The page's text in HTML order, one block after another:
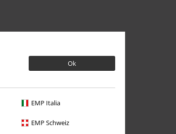
Ok
EMP Italia
EMP Schweiz